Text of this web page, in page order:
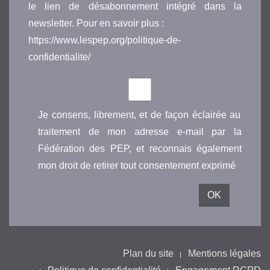
le lien de désabonnement intégré dans la
newsletter. Pour en savoir plus :
https://www.lespep.org/politique-de-
confidentialite/
Je consens, librement, et de façon éclairée au
traitement de mon adresse e-mail par la
Fédération des PEP, et reconnais également
mon droit de retirer tout consentement exprimé
Plan du site
Mentions légales